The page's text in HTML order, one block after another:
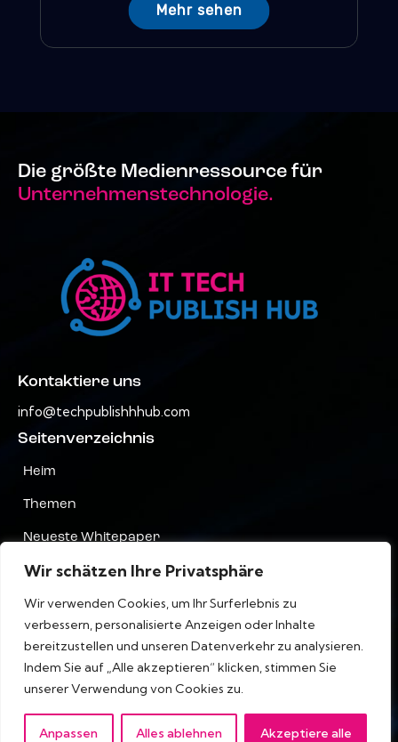
Wir schätzen Ihre Privatsphäre
Wir verwenden Cookies, um Ihr Surferlebnis zu
verbessern, personalisierte Anzeigen oder Inhalte
bereitzustellen und unseren Datenverkehr zu analysieren.
Indem Sie auf „Alle akzeptieren“ klicken, stimmen Sie
unserer Verwendung von Cookies zu.
Anpassen Alles ablehnen Akzeptiere alle
Mehr sehen
Die größte Medienressource für
Unternehmenstechnologie.
Kontaktiere uns
info@techpublishhhub.com
Seitenverzeichnis
Heim
Themen
Neueste Whitepaper
Unternehmen AZ
Kontaktiere uns
Terms & Bedingungen